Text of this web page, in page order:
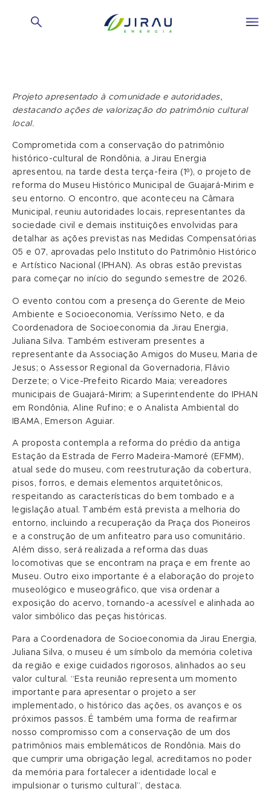
Projeto apresentado à comunidade e autoridades,
destacando ações de valorização do patrimônio cultural
local.
Comprometida com a conservação do patrimônio
histórico-cultural de Rondônia, a Jirau Energia
apresentou, na tarde desta terça-feira (1º), o projeto de
reforma do Museu Histórico Municipal de Guajará-Mirim e
seu entorno. O encontro, que aconteceu na Câmara
Municipal, reuniu autoridades locais, representantes da
sociedade civil e demais instituições envolvidas para
detalhar as ações previstas nas Medidas Compensatórias
05 e 07, aprovadas pelo Instituto do Patrimônio Histórico
e Artístico Nacional (IPHAN). As obras estão previstas
para começar no início do segundo semestre de 2026.
O evento contou com a presença do Gerente de Meio
Ambiente e Socioeconomia, Veríssimo Neto, e da
Coordenadora de Socioeconomia da Jirau Energia,
Juliana Silva. Também estiveram presentes a
representante da Associação Amigos do Museu, Maria de
Jesus; o Assessor Regional da Governadoria, Flávio
Derzete; o Vice-Prefeito Ricardo Maia; vereadores
municipais de Guajará-Mirim; a Superintendente do IPHAN
em Rondônia, Aline Rufino; e o Analista Ambiental do
IBAMA, Emerson Aguiar.
A proposta contempla a reforma do prédio da antiga
Estação da Estrada de Ferro Madeira-Mamoré (EFMM),
atual sede do museu, com reestruturação da cobertura,
pisos, forros, e demais elementos arquitetônicos,
respeitando as características do bem tombado e a
legislação atual. Também está prevista a melhoria do
entorno, incluindo a recuperação da Praça dos Pioneiros
e a construção de um anfiteatro para uso comunitário.
Além disso, será realizada a reforma das duas
locomotivas que se encontram na praça e em frente ao
Museu. Outro eixo importante é a elaboração do projeto
museológico e museográfico, que visa ordenar a
exposição do acervo, tornando-a acessível e alinhada ao
valor simbólico das peças históricas.
Para a Coordenadora de Socioeconomia da Jirau Energia,
Juliana Silva, o museu é um símbolo da memória coletiva
da região e exige cuidados rigorosos, alinhados ao seu
valor cultural. “Esta reunião representa um momento
importante para apresentar o projeto a ser
implementado, o histórico das ações, os avanços e os
próximos passos. É também uma forma de reafirmar
nosso compromisso com a conservação de um dos
patrimônios mais emblemáticos de Rondônia. Mais do
que cumprir uma obrigação legal, acreditamos no poder
da memória para fortalecer a identidade local e
impulsionar o turismo cultural”, destaca.